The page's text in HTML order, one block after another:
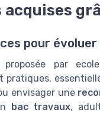
acquises
pour
proposée par
pratiques,
envisager une
bac travaux,